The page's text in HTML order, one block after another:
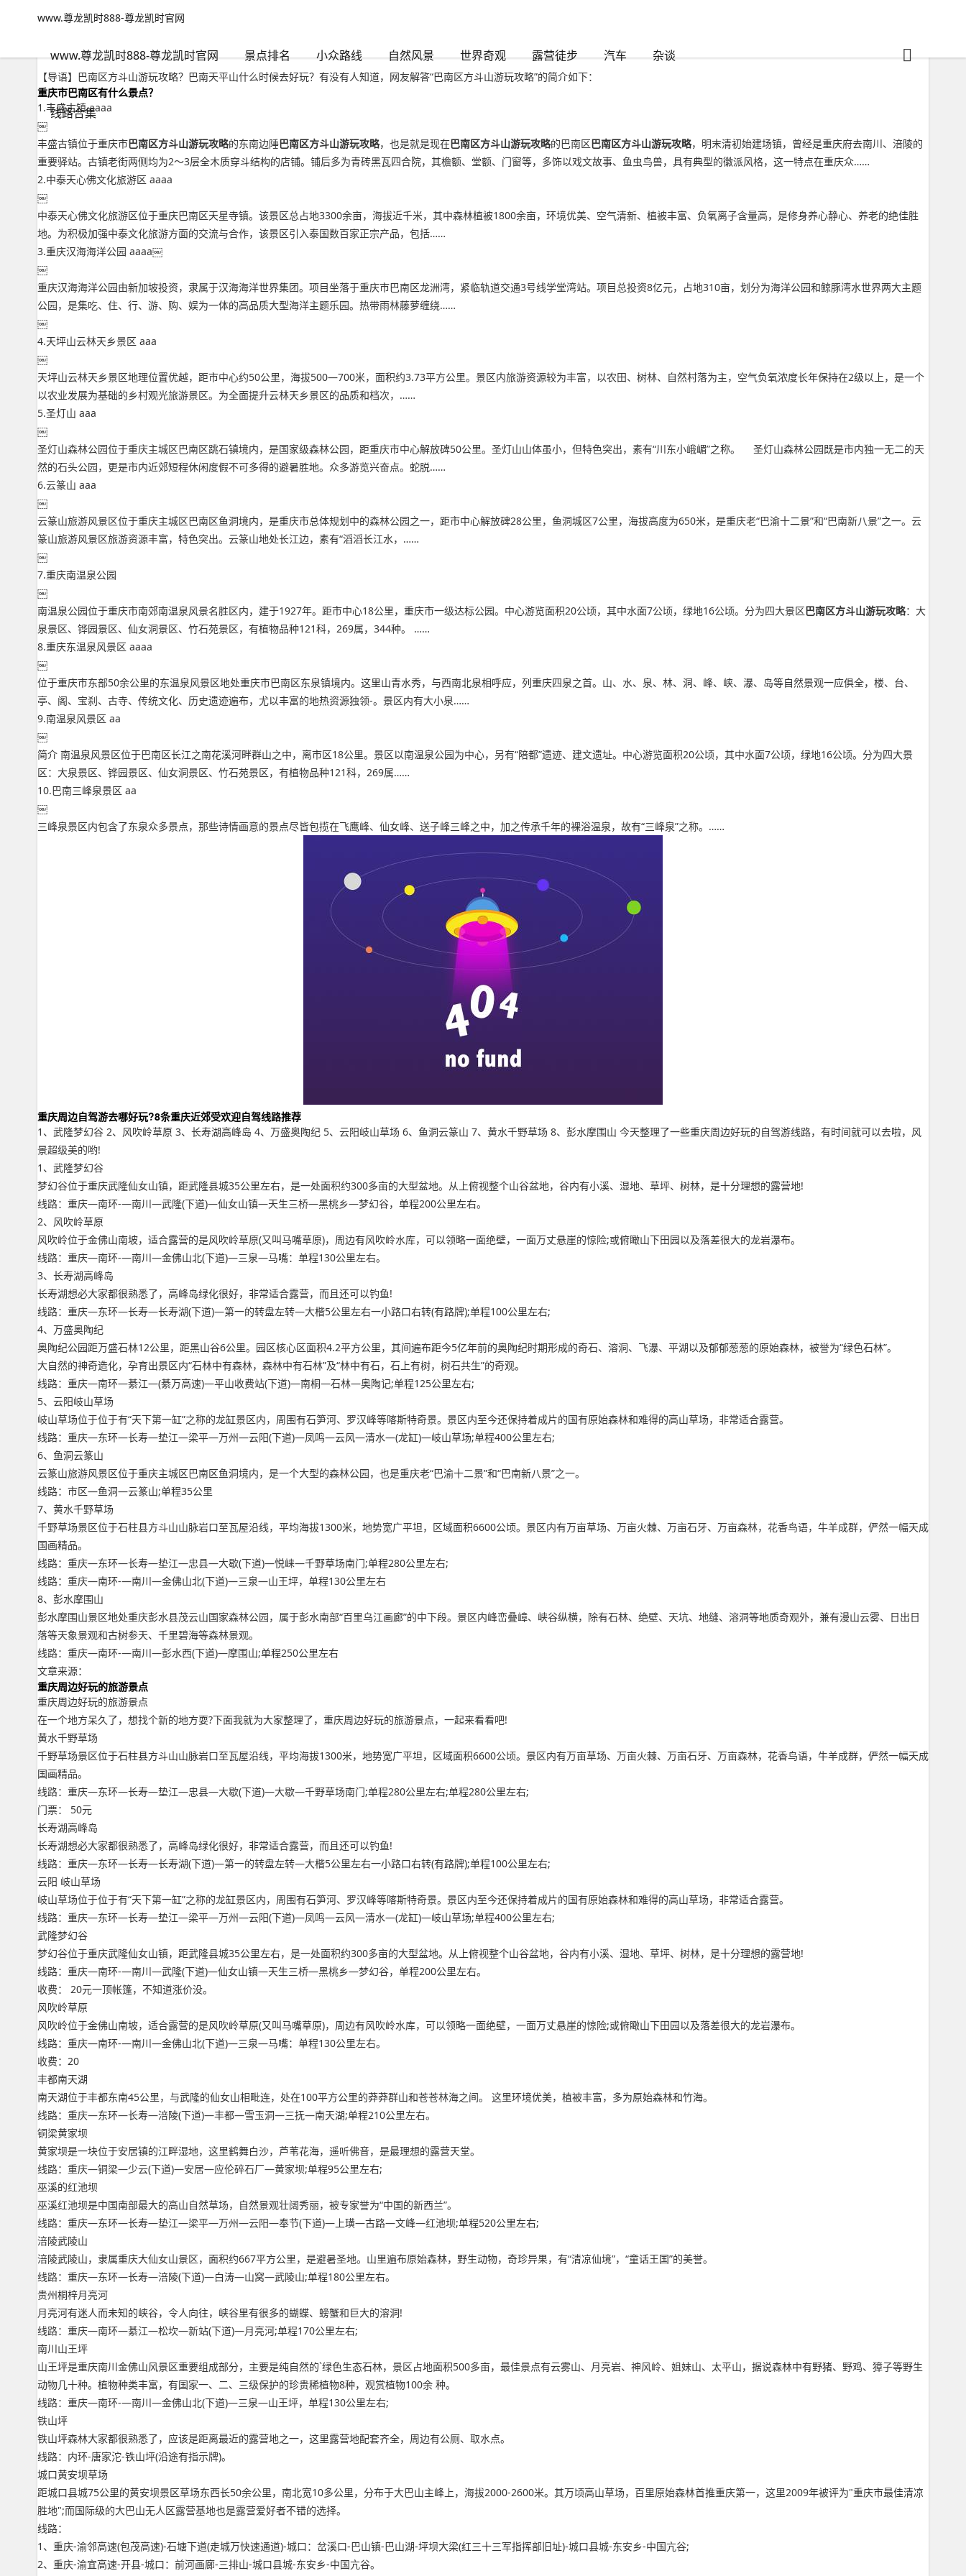
www.尊龙凯时888-尊龙凯时官网
www.尊龙凯时888-尊龙凯时官网 景点排名 小众路线 自然风景 世界奇观 露营徒步 汽车 杂谈
线路合集
www.尊龙凯时888-尊龙凯时官网
巴南区方斗山游玩攻略？巴南天平山什么时候去好玩-www.尊龙凯时888
【导语】巴南区方斗山游玩攻略？巴南天平山什么时候去好玩？有没有人知道，网友解答“巴南区方斗山游玩攻略”的简介如下：
重庆市巴南区有什么景点？
1.丰盛古镇 aaaa
￼
丰盛古镇位于重庆市巴南区方斗山游玩攻略的东南边陲巴南区方斗山游玩攻略，也是就是现在巴南区方斗山游玩攻略的巴南区巴南区方斗山游玩攻略，明末清初始建场镇，曾经是重庆府去南川、涪陵的
重要驿站。古镇老街两侧均为2～3层全木质穿斗结构的店铺。铺后多为青砖黑瓦四合院，其檐额、堂额、门窗等，多饰以戏文故事、鱼虫鸟兽，具有典型的徽派风格，这一特点在重庆众……
2.中泰天心佛文化旅游区 aaaa
￼
中泰天心佛文化旅游区位于重庆巴南区天星寺镇。该景区总占地3300余亩，海拔近千米，其中森林植被1800余亩，环境优美、空气清新、植被丰富、负氧离子含量高，是修身养心静心、养老的绝佳胜
地。为积极加强中泰文化旅游方面的交流与合作，该景区引入泰国数百家正宗产品，包括……
3.重庆汉海海洋公园 aaaa￼
￼
重庆汉海海洋公园由新加坡投资，隶属于汉海海洋世界集团。项目坐落于重庆市巴南区龙洲湾，紧临轨道交通3号线学堂湾站。项目总投资8亿元，占地310亩，划分为海洋公园和鲸豚湾水世界两大主题
公园，是集吃、住、行、游、购、娱为一体的高品质大型海洋主题乐园。热带雨林藤萝缠绕……
￼
4.天坪山云林天乡景区 aaa
￼
天坪山云林天乡景区地理位置优越，距市中心约50公里，海拔500—700米，面积约3.73平方公里。景区内旅游资源较为丰富，以农田、树林、自然村落为主，空气负氧浓度长年保持在2级以上，是一个
以农业发展为基础的乡村观光旅游景区。为全面提升云林天乡景区的品质和档次，……
5.圣灯山 aaa
￼
圣灯山森林公园位于重庆主城区巴南区跳石镇境内，是国家级森林公园，距重庆市中心解放碑50公里。圣灯山山体虽小，但特色突出，素有“川东小峨嵋”之称。 圣灯山森林公园既是市内独一无二的天
然的石头公园，更是市内近郊短程休闲度假不可多得的避暑胜地。众多游览兴奋点。蛇脱……
6.云篆山 aaa
￼
云篆山旅游风景区位于重庆主城区巴南区鱼洞境内，是重庆市总体规划中的森林公园之一，距市中心解放碑28公里，鱼洞城区7公里，海拔高度为650米，是重庆老“巴渝十二景”和“巴南新八景”之一。云
篆山旅游风景区旅游资源丰富，特色突出。云篆山地处长江边，素有“滔滔长江水，……
￼
7.重庆南温泉公园
￼
南温泉公园位于重庆市南郊南温泉风景名胜区内，建于1927年。距市中心18公里，重庆市一级达标公园。中心游览面积20公顷，其中水面7公顷，绿地16公顷。分为四大景区巴南区方斗山游玩攻略：大
泉景区、铧园景区、仙女洞景区、竹石苑景区，有植物品种121科，269属，344种。 ……
8.重庆东温泉风景区 aaaa
￼
位于重庆市东部50余公里的东温泉风景区地处重庆市巴南区东泉镇境内。这里山青水秀，与西南北泉相呼应，列重庆四泉之首。山、水、泉、林、洞、峰、峡、瀑、岛等自然景观一应俱全，楼、台、
亭、阁、宝刹、古寺、传统文化、历史遗迹遍布，尤以丰富的地热资源独领-。景区内有大小泉……
9.南温泉风景区 aa
￼
简介 南温泉风景区位于巴南区长江之南花溪河畔群山之中，离市区18公里。景区以南温泉公园为中心，另有“陪都”遗迹、建文遗址。中心游览面积20公顷，其中水面7公顷，绿地16公顷。分为四大景
区：大泉景区、铧园景区、仙女洞景区、竹石苑景区，有植物品种121科，269属……
10.巴南三峰泉景区 aa
￼
三峰泉景区内包含了东泉众多景点，那些诗情画意的景点尽皆包揽在飞鹰峰、仙女峰、送子峰三峰之中，加之传承千年的裸浴温泉，故有“三峰泉”之称。……
重庆周边自驾游去哪好玩?8条重庆近郊受欢迎自驾线路推荐
1、武隆梦幻谷 2、风吹岭草原 3、长寿湖高峰岛 4、万盛奥陶纪 5、云阳岐山草场 6、鱼洞云篆山 7、黄水千野草场 8、彭水摩围山 今天整理了一些重庆周边好玩的自驾游线路，有时间就可以去啦，风
景超级美的哟!
1、武隆梦幻谷
梦幻谷位于重庆武隆仙女山镇，距武隆县城35公里左右，是一处面积约300多亩的大型盆地。从上俯视整个山谷盆地，谷内有小溪、湿地、草坪、树林，是十分理想的露营地!
线路：重庆—南环-—南川—武隆(下道)—仙女山镇—天生三桥—黑桃乡—梦幻谷，单程200公里左右。
2、风吹岭草原
风吹岭位于金佛山南坡，适合露营的是风吹岭草原(又叫马嘴草原)，周边有风吹岭水库，可以领略一面绝壁，一面万丈悬崖的惊险;或俯瞰山下田园以及落差很大的龙岩瀑布。
线路：重庆—南环-—南川—金佛山北(下道)—三泉—马嘴：单程130公里左右。
3、长寿湖高峰岛
长寿湖想必大家都很熟悉了，高峰岛绿化很好，非常适合露营，而且还可以钓鱼!
线路：重庆—东环—长寿—长寿湖(下道)—第一的转盘左转—大楷5公里左右一小路口右转(有路牌);单程100公里左右;
4、万盛奥陶纪
奥陶纪公园距万盛石林12公里，距黑山谷6公里。园区核心区面积4.2平方公里，其间遍布距今5亿年前的奥陶纪时期形成的奇石、溶洞、飞瀑、平湖以及郁郁葱葱的原始森林，被誉为“绿色石林”。
大自然的神奇造化，孕育出景区内“石林中有森林，森林中有石林”及“林中有石，石上有树，树石共生”的奇观。
线路：重庆—南环—綦江—(綦万高速)—平山收费站(下道)—南桐—石林—奥陶记;单程125公里左右;
5、云阳岐山草场
岐山草场位于位于有“天下第一缸”之称的龙缸景区内，周围有石笋河、罗汉峰等喀斯特奇景。景区内至今还保持着成片的国有原始森林和难得的高山草场，非常适合露营。
线路：重庆—东环—长寿—垫江—梁平—万州—云阳(下道)—凤鸣—云风—清水—(龙缸)—岐山草场;单程400公里左右;
6、鱼洞云篆山
云篆山旅游风景区位于重庆主城区巴南区鱼洞境内，是一个大型的森林公园，也是重庆老“巴渝十二景”和“巴南新八景”之一。
线路：市区—鱼洞—云篆山;单程35公里
7、黄水千野草场
千野草场景区位于石柱县方斗山山脉岩口至瓦屋沿线，平均海拔1300米，地势宽广平坦，区域面积6600公顷。景区内有万亩草场、万亩火棘、万亩石牙、万亩森林，花香鸟语，牛羊成群，俨然一幅天成
国画精品。
线路：重庆—东环—长寿—垫江—忠县—大歇(下道)—悦崃—千野草场南门;单程280公里左右;
线路：重庆—南环-—南川—金佛山北(下道)—三泉—山王坪，单程130公里左右
8、彭水摩围山
彭水摩围山景区地处重庆彭水县茂云山国家森林公园，属于彭水南部“百里乌江画廊”的中下段。景区内峰峦叠嶂、峡谷纵横，除有石林、绝壁、天坑、地缝、溶洞等地质奇观外，兼有漫山云雾、日出日
落等天象景观和古树参天、千里碧海等森林景观。
线路：重庆—南环-—南川—彭水西(下道)—摩围山;单程250公里左右
文章来源：
重庆周边好玩的旅游景点
重庆周边好玩的旅游景点
在一个地方呆久了，想找个新的地方耍?下面我就为大家整理了，重庆周边好玩的旅游景点，一起来看看吧!
黄水千野草场
千野草场景区位于石柱县方斗山山脉岩口至瓦屋沿线，平均海拔1300米，地势宽广平坦，区域面积6600公顷。景区内有万亩草场、万亩火棘、万亩石牙、万亩森林，花香鸟语，牛羊成群，俨然一幅天成
国画精品。
线路：重庆—东环—长寿—垫江—忠县—大歇(下道)—大歇—千野草场南门;单程280公里左右;单程280公里左右;
门票： 50元
长寿湖高峰岛
长寿湖想必大家都很熟悉了，高峰岛绿化很好，非常适合露营，而且还可以钓鱼!
线路：重庆—东环—长寿—长寿湖(下道)—第一的转盘左转—大楷5公里左右一小路口右转(有路牌);单程100公里左右;
云阳 岐山草场
岐山草场位于位于有“天下第一缸”之称的龙缸景区内，周围有石笋河、罗汉峰等喀斯特奇景。景区内至今还保持着成片的国有原始森林和难得的高山草场，非常适合露营。
线路：重庆—东环—长寿—垫江—梁平—万州—云阳(下道)—凤鸣—云风—清水—(龙缸)—岐山草场;单程400公里左右;
武隆梦幻谷
梦幻谷位于重庆武隆仙女山镇，距武隆县城35公里左右，是一处面积约300多亩的大型盆地。从上俯视整个山谷盆地，谷内有小溪、湿地、草坪、树林，是十分理想的露营地!
线路：重庆—南环-—南川—武隆(下道)—仙女山镇—天生三桥—黑桃乡—梦幻谷，单程200公里左右。
收费： 20元一顶帐篷，不知道涨价没。
风吹岭草原
风吹岭位于金佛山南坡，适合露营的是风吹岭草原(又叫马嘴草原)，周边有风吹岭水库，可以领略一面绝壁，一面万丈悬崖的惊险;或俯瞰山下田园以及落差很大的龙岩瀑布。
线路：重庆—南环-—南川—金佛山北(下道)—三泉—马嘴：单程130公里左右。
收费：20
丰都南天湖
南天湖位于丰都东南45公里，与武隆的仙女山相毗连，处在100平方公里的莽莽群山和苍苍林海之间。 这里环境优美，植被丰富，多为原始森林和竹海。
线路：重庆—东环—长寿—涪陵(下道)—丰都—雪玉洞—三抚—南天湖;单程210公里左右。
铜梁黄家坝
黄家坝是一块位于安居镇的江畔湿地，这里鹤舞白沙，芦苇花海，遥听佛音，是最理想的露营天堂。
线路：重庆—铜梁—少云(下道)—安居—应伦碎石厂—黄家坝;单程95公里左右;
巫溪的红池坝
巫溪红池坝是中国南部最大的高山自然草场，自然景观壮阔秀丽，被专家誉为“中国的新西兰”。
线路：重庆—东环—长寿—垫江—梁平—万州—云阳—奉节(下道)—上璜—古路—文峰—红池坝;单程520公里左右;
涪陵武陵山
涪陵武陵山，隶属重庆大仙女山景区，面积约667平方公里，是避暑圣地。山里遍布原始森林，野生动物，奇珍异果，有“清凉仙境”，“童话王国”的美誉。
线路：重庆—东环—长寿—涪陵(下道)—白涛—山窝—武陵山;单程180公里左右。
贵州桐梓月亮河
月亮河有迷人而未知的峡谷，令人向往，峡谷里有很多的蝴蝶、螃蟹和巨大的溶洞!
线路：重庆—南环—綦江—松坎—新站(下道)—月亮河;单程170公里左右;
南川山王坪
山王坪是重庆南川金佛山风景区重要组成部分，主要是纯自然的`绿色生态石林，景区占地面积500多亩，最佳景点有云雾山、月亮岩、神风岭、姐妹山、太平山，据说森林中有野猪、野鸡、獐子等野生
动物几十种。植物种类丰富，有国家一、二、三级保护的珍贵稀植物8种，观赏植物100余 种。
线路：重庆—南环-—南川—金佛山北(下道)—三泉—山王坪，单程130公里左右;
铁山坪
铁山坪森林大家都很熟悉了，应该是距离最近的露营地之一，这里露营地配套齐全，周边有公厕、取水点。
线路：内环-唐家沱-铁山坪(沿途有指示牌)。
城口黄安坝草场
距城口县城75公里的黄安坝景区草场东西长50余公里，南北宽10多公里，分布于大巴山主峰上，海拔2000-2600米。其万顷高山草场，百里原始森林首推重庆第一，这里2009年被评为"重庆市最佳清凉
胜地";而国际级的大巴山无人区露营基地也是露营爱好者不错的选择。
线路：
1、重庆-渝邻高速(包茂高速)-石塘下道(走城万快速通道)-城口：岔溪口-巴山镇-巴山湖-坪坝大梁(红三十三军指挥部旧址)-城口县城-东安乡-中国亢谷;
2、重庆-渝宜高速-开县-城口：前河画廊-三排山-城口县城-东安乡-中国亢谷。